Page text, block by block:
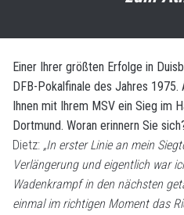
Einer Ihrer größten Erfolge in
DFB-Pokalfinale des Jahres
Ihnen mit Ihrem MSV ein Sieg im
Dortmund. Woran erinnern Sie
Dietz: „In erster Linie an mein
Verlängerung und eigentlich war
Wadenkrampf in den nächsten
einmal im richtigen Moment das